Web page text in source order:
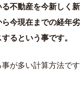
不動産を今新しく
今現在までの経年
るという事です。
が多い計算方法です